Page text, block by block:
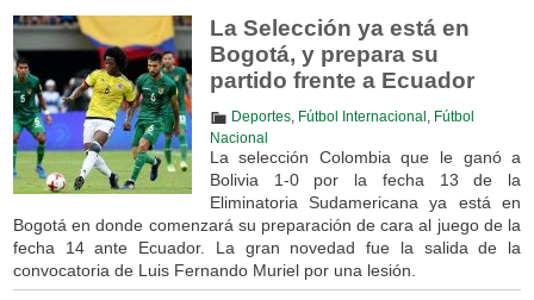
La Selección ya está en
Bogotá, y prepara su
partido frente a Ecuador
Deportes, Fútbol Internacional
Fútbol
Nacional
La selección Colombia que le ganó a
Bolivia 1-0 por la fecha 13 de la
Eliminatoria Sudamericana ya está en
Bogotá en donde comenzará su preparación de cara al juego de la
fecha 14 ante Ecuador. La gran novedad fue la salida de la
convocatoria de Luis Fernando Muriel por una lesión.